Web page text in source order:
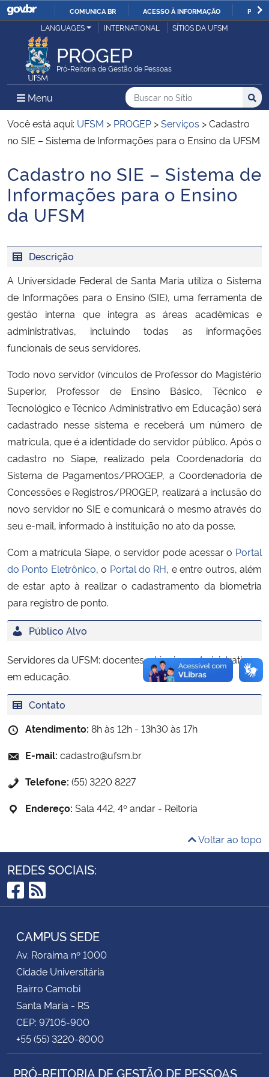
IR
COMUNICA BR ACESSO À INFORMAÇÃO
Ministério da Justiça e Segurança Pública
Ministério da Defesa
Ministério das Relações Exteriores
Ministério da Infraestrutura
Ministério da Agricultura, Pecuária e Abastecimento
Ministério da Educação
Ministério da Cidadania
Ministério da Saúde
Ministério de Minas e Energia
Ministério da Ciência, Tecnologia, Inovações e Comunicações
Ministério do Meio Ambiente
Ministério do Turismo
Ministério do Desenvolvimento Regional
Ministério da Mulher, da Família e dos Direitos Humanos
Secretaria-Geral
Secretaria de Governo
Gabinete de Segurança Institucional
Advocacia-Geral da União
Banco Central do Brasil
Planalto
LANGUAGES INTERNATIONAL SÍTIOS DA UFSM
PROGEP
Pró-Reitoria de Gestão de Pessoas
Menu Menu Principal do Sítio
Busca
Buscar no no Sítio
Busca:
Você está aqui: UFSM > PROGEP >Serviços >Cadastro
no SIE – Sistema de Informações para o Ensino da UFSM
Início do conteúdo
Cadastro no SIE – Sistema de
Informações para o Ensino
da UFSM
Descrição
A Universidade Federal de Santa Maria utiliza o Sistema
de Informações para o Ensino (SIE), uma ferramenta de
gestão interna que integra as áreas acadêmicas e
administrativas, incluindo todas as informações
funcionais de seus servidores.
Todo novo servidor (vínculos de Professor do Magistério
Superior, Professor de Ensino Básico, Técnico e
Tecnológico e Técnico Administrativo em Educação) será
cadastrado nesse sistema e receberá um número de
matrícula, que é a identidade do servidor público. Após o
cadastro no Siape, realizado pela Coordenadoria do
Sistema de Pagamentos/PROGEP, a Coordenadoria de
Concessões e Registros/PROGEP, realizará a inclusão do
novo servidor no SIE e comunicará o mesmo através do
seu e-mail, informado à instituição no ato da posse.
Com a matrícula Siape, o servidor pode acessar o Portal
do Ponto Eletrônico, o Portal do RH, e entre outros, além
de estar apto à realizar o cadastramento da biometria
para registro de ponto.
Público Alvo
Servidores da UFSM: docentes e técnico-administrativos
em educação.
Contato
Atendimento: 8h às 12h - 13h30 às 17h
E-mail: cadastro@ufsm.br
Telefone: (55) 3220 8227
Endereço: Sala 442, 4º andar - Reitoria
Voltar ao topo
REDES SOCIAIS:
Facebook
RSS
CAMPUS SEDE
Av. Roraima nº 1000
Cidade Universitária
Bairro Camobi
Santa Maria - RS
CEP: 97105-900
+55 (55) 3220-8000
PRÓ-REITORIA DE GESTÃO DE PESSOAS